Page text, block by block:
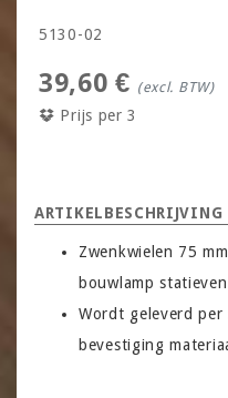
5130-02
39,60 € (excl. BTW)
Prijs per 3
ARTIKELBESCHRIJVING
Zwenkwielen 75
bouwlamp
Wordt geleverd
bevestiging